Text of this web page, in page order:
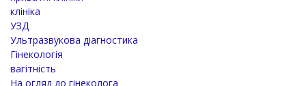
клініка
УЗД
Ультразвукова діагностика
Гінекологія
вагітність
На огляд до гінеколога